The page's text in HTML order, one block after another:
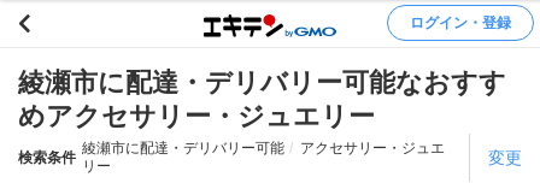
ログイン・登録
綾瀬市に配達・デリバリー可能なおすす
めアクセサリー・ジュエリー
検索条件
綾瀬市に配達・デリバリー可能
アクセサリー・ジュエ
リー
変更